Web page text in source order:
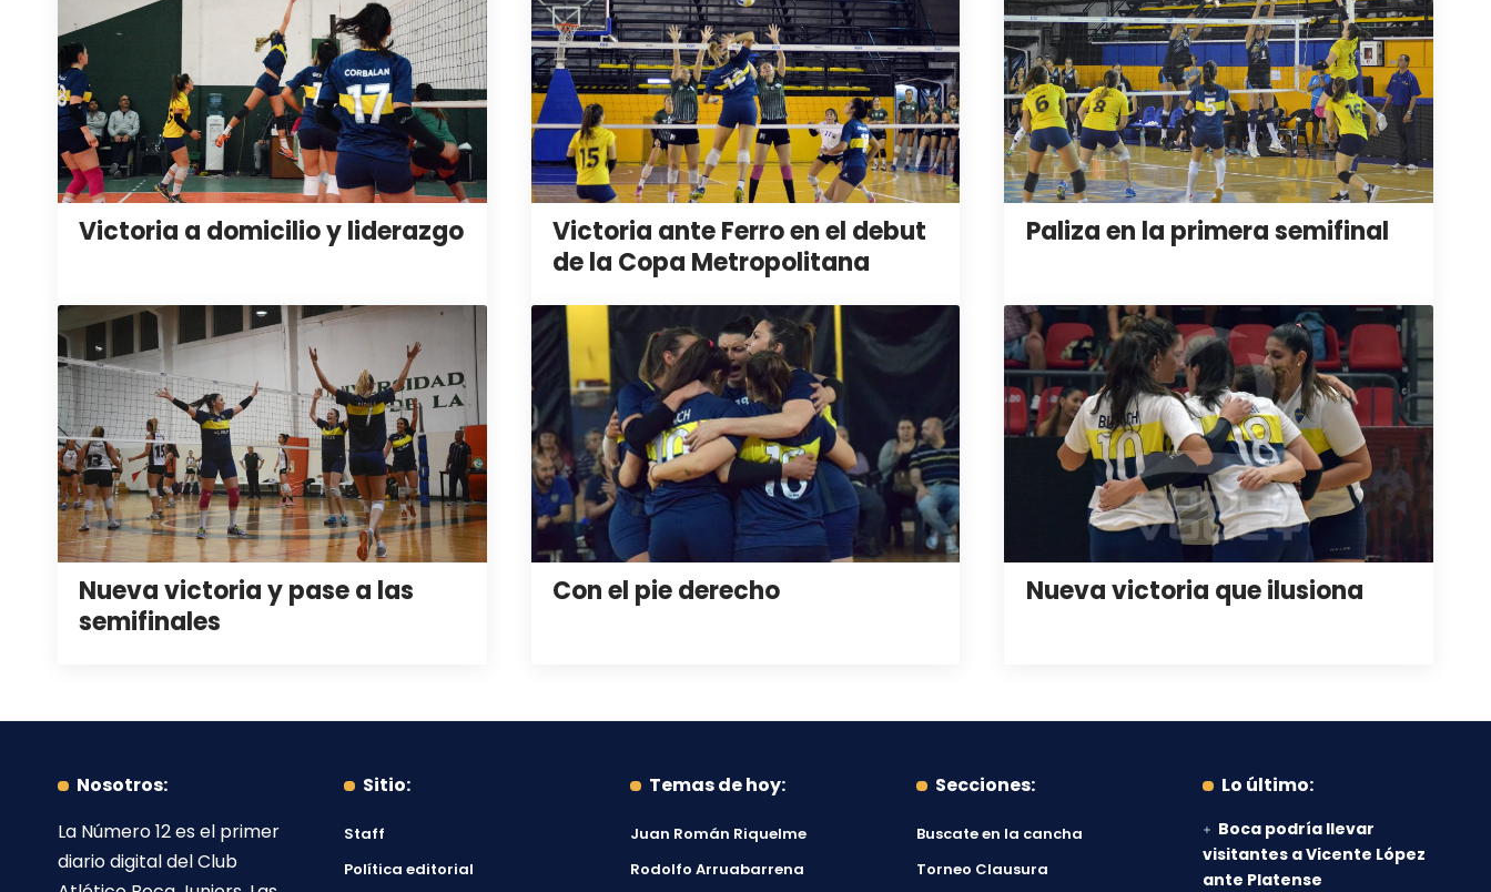
Victoria a domicilio y liderazgo
Victoria ante Ferro en el debut
de la Copa Metropolitana
Paliza en la primera semifinal
Nueva victoria y pase a las
semifinales
Con el pie derecho Nueva victoria que ilusiona
Nosotros:
La Número 12es el primer
diario digital delClub
Sitio:
Staff
Política editorial
Temas de hoy:
Juan Román Riquelme
Rodolfo Arruabarrena
Secciones:
Buscate en la cancha
Torneo Clausura
Lo último:
Boca podría llevar
visitantes a Vicente López
ante Platense